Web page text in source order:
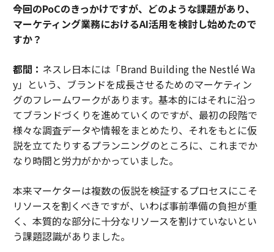
――今回のPoCのきっかけですが、どのような課題があり、
マーケティング業務におけるAI活用を検討し始めたので
すか？
都間： ネスレ日本には「Brand Building the Nestlé Wa
y」という、ブランドを成長させるためのマーケティン
グのフレームワークがあります。基本的にはそれに沿っ
てブランドづくりを進めていくのですが、最初の段階で
様々な調査データや情報をまとめたり、それをもとに仮
説を立てたりするプランニングのところに、これまでか
なり時間と労力がかかっていました。
本来マーケターは複数の仮説を検証するプロセスにこそ
リソースを割くべきですが、いわば事前準備の負担が重
く、本質的な部分に十分なリソースを割けていないとい
う課題認識がありました。